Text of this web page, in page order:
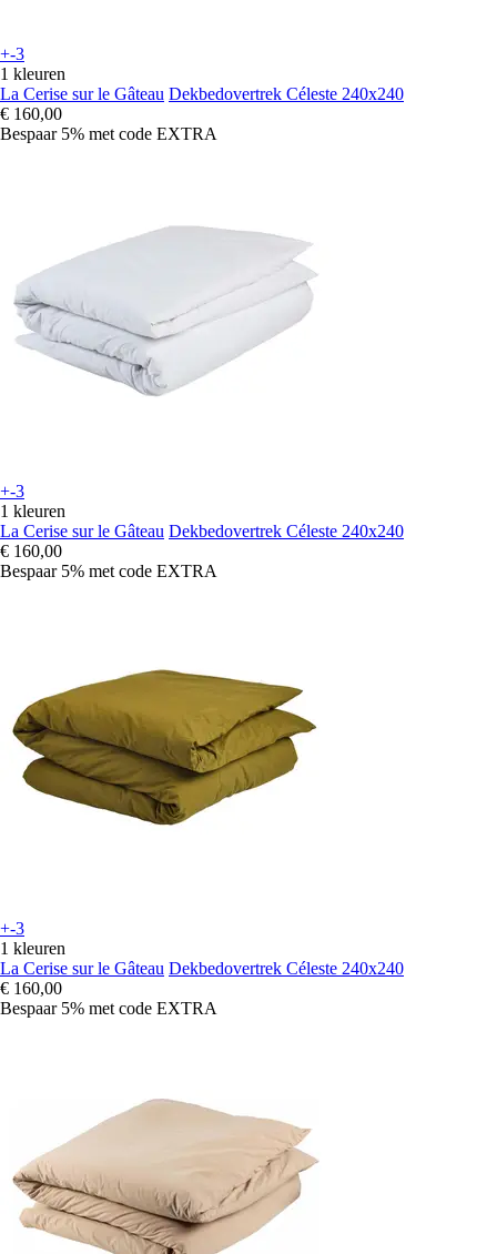
+-3
1 kleuren
La Cerise sur le Gâteau Dekbedovertrek Céleste 240x240
€ 160,00
Bespaar 5% met code EXTRA
+-3
1 kleuren
La Cerise sur le Gâteau Dekbedovertrek Céleste 240x240
€ 160,00
Bespaar 5% met code EXTRA
+-3
1 kleuren
La Cerise sur le Gâteau Dekbedovertrek Céleste 240x240
€ 160,00
Bespaar 5% met code EXTRA